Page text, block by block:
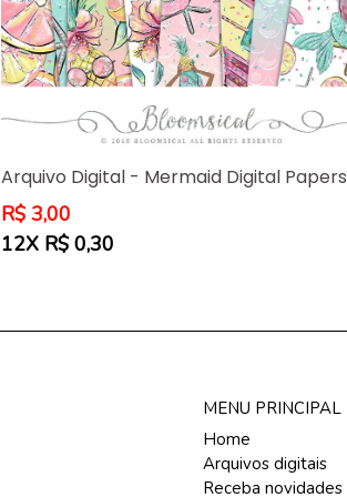
Arquivo Digital - Mermaid Digital Papers
Preço
normal
R$ 3,00
12X R$ 0,30
MENU PRINCIPAL
Home
Arquivos digitais
Receba novidades